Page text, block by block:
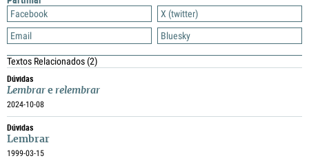
Facebook
X (twitter)
Email
Bluesky
Textos Relacionados(2)
Dúvidas
Lembrar e relembrar
2024-10-08
Dúvidas
Lembrar
1999-03-15